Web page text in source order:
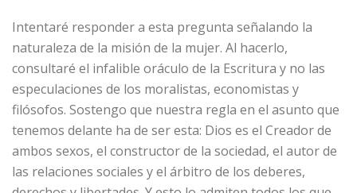
Intentaré responder a esta pregunta señalando la
naturaleza de la misión de la mujer. Al hacerlo,
consultaré el infalible oráculo de la Escritura y no las
especulaciones de los moralistas, economistas y
filósofos. Sostengo que nuestra regla en el asunto que
tenemos delante ha de ser esta: Dios es el Creador de
ambos sexos, el constructor de la sociedad, el autor de
las relaciones sociales y el árbitro de los deberes,